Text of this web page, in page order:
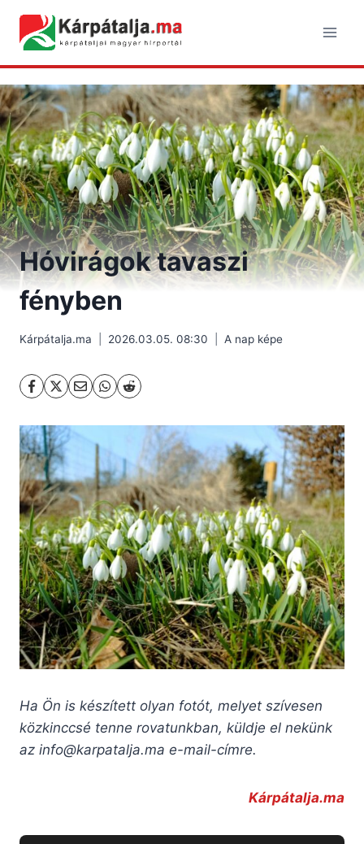
content
Hóvirágok tavaszi
fényben
Kárpátalja.ma 2026.03.05. 08:30 A nap képe
Ha Ön is készített olyan fotót, melyet szívesen
közkinccsé tenne rovatunkban, küldje el nekünk
az info@karpatalja.ma e-mail-címre.
Kárpátalja.ma